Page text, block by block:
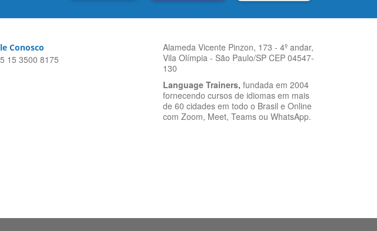
Conosco
15 3500 8175
Alameda Vicente Pinzon, 173 - 4º andar,
Vila Olímpia - São Paulo/SP CEP 04547-
130
Language Trainers, fundada em 2004
fornecendo cursos de idiomas em mais
de 60 cidades em todo o Brasil e Online
com Zoom, Meet, Teams ou WhatsApp.